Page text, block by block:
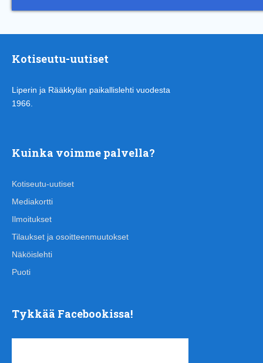
Kotiseutu-uutiset
Liperin ja Rääkkylän paikallislehti vuodesta
1966.
Kuinka voimme palvella?
Kotiseutu-uutiset
Mediakortti
Ilmoitukset
Tilaukset ja osoitteenmuutokset
Näköislehti
Puoti
Tykkää Facebookissa!